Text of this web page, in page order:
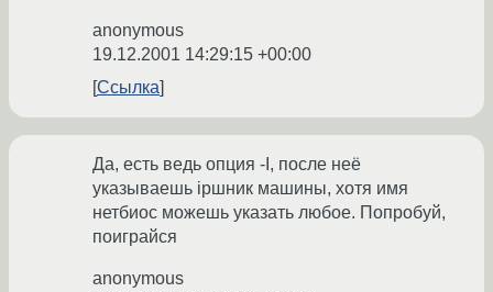
anonymous
19.12.2001 14:29:15 +00:00
Ссылка
Да, есть ведь опция -I, после неё
указываешь ipшник машины, хотя имя
нетбиос можешь указать любое. Попробуй,
поиграйся
anonymous